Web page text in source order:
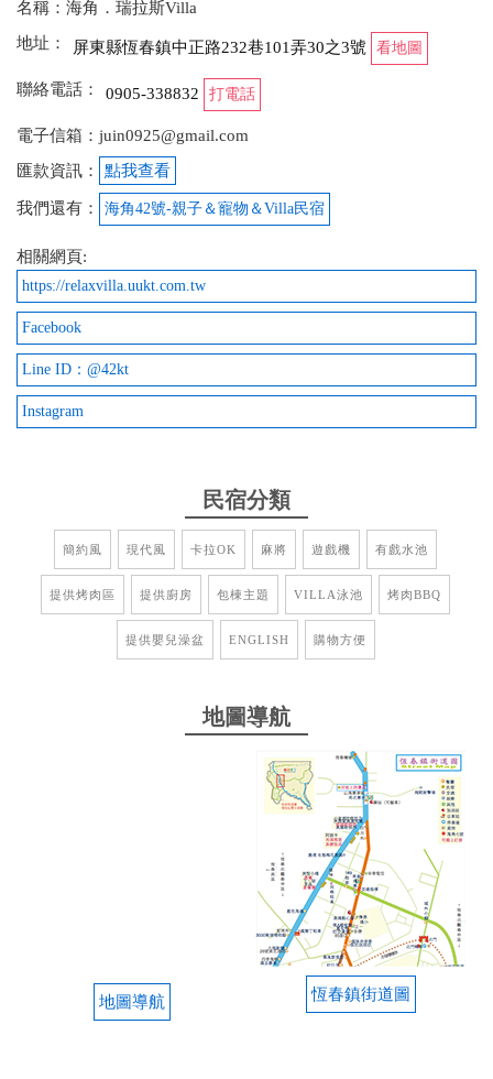
2025-05-11 17:04:44
地板打掃乾淨，但是沒有提供室內拖 浴室不是乾濕分
離！ 好停車，有提供電動麻將桌、KTV，車庫有小泳
2025-01-20 13:16:01
老闆人親切 服務又好！地點離鬧區很近 超方便 ！室
內空間寬敞 設備齊全 這次包棟體驗很讚 大人小孩都
2024-11-02 09:20:00
第一次入住民宿看到如此用心的業主在經營！ 此次最
喜歡頂樓的房型⋯有個網美泳池可以拍好多美照
2024-11-02 09:07:01
真的超級適合放鬆，房間很舒服，頂樓泡水直接看到
山台山超療癒！生日聚餐唱KTV唱到爽，麻將桌也是
大家一起玩得不亦樂乎，朋友聚會超適合。 泳池也很
讚，夏天直接跳下去玩水，涼爽又開心。烤肉區有全
套設備，我們邊烤邊吃，氛圍超棒，根本不想走！ 老
闆超熱情，還給我們推薦好吃的餐廳和好玩的地方，
這趟住得超滿意。下次一定要再來！ 優點：超多設施
（KTV、電動麻將、烤肉、泳池）、老闆人超好 缺
點：房間很搶手，提早一個月才訂的到
名稱：海角．瑞拉斯Villa
地址：
屏東縣恆春鎮中正路232巷101弄30之3號 看地圖
聯絡電話： 0905-338832 打電話
電子信箱：juin0925@gmail.com
匯款資訊：
點我查看
我們還有： 海角42號-親子＆寵物＆Villa民宿
相關網頁:
https://relaxvilla.uukt.com.tw
Facebook
Line ID：@42kt
Instagram
民宿分類
簡約風 現代風 卡拉OK 麻將 遊戲機 有戲水池
提供烤肉區 提供廚房 包棟主題 VILLA泳池 烤肉BBQ
提供嬰兒澡盆 ENGLISH 購物方便
地圖導航
地圖導航 恆春鎮街道圖